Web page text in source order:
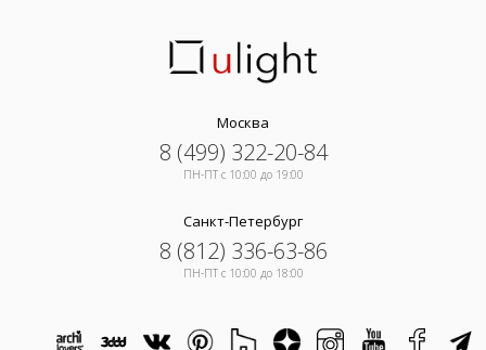
Москва
8 (499) 322-20-84
ПН-ПТ c 10:00 до 19:00
Санкт-Петербург
8 (812) 336-63-86
ПН-ПТ c 10:00 до 18:00